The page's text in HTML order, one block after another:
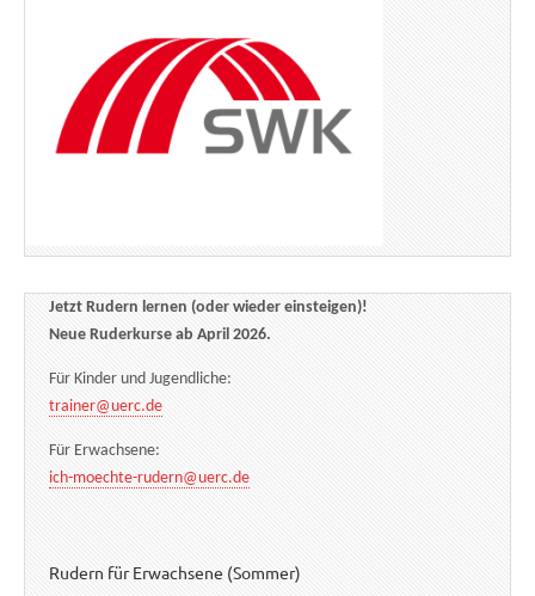
Jetzt Rudern lernen (oder wieder einsteigen)!
Neue Ruderkurse ab April 2026.
Für Kinder und Jugendliche:
trainer@uerc.de
Für Erwachsene:
ich-moechte-rudern@uerc.de
Rudern für Erwachsene (Sommer)